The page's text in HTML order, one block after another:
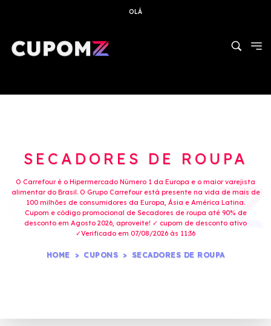
OLÁ
SECADORES DE ROUPA
O Carrefour é o Hipermercado Número 1 da Europa e o maior varejista
alimentar do Brasil. O Grupo Carrefour está presente na vida de mais de
100 milhões de consumidores da Europa, Ásia e América Latina.
Cupom e código promocional de Secadores de roupa até 90% de
desconto em Agosto 2026, aproveite! ✓ cupom de desconto ativo
✓Verificado em 07/08/2026 às 11:36
HOME CUPONS SECADORES DE ROUPA